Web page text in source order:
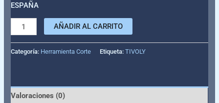
ESPAÑA
AÑADIR AL CARRITO
Categoría: Herramienta Corte Etiqueta:TIVOLY
Valoraciones (0)